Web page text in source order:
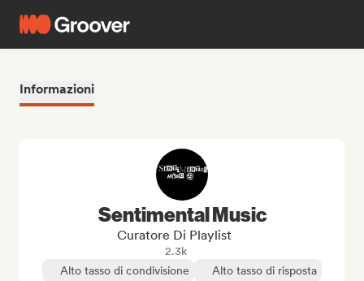
Informazioni
Sentimental Music
Curatore Di Playlist
2.3k
Alto tasso di condivisione
Alto tasso di risposta